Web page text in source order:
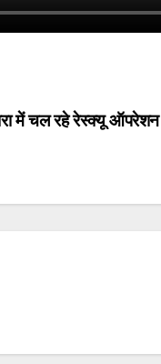
में चल रहे रेस्क्यू ऑपरेशन